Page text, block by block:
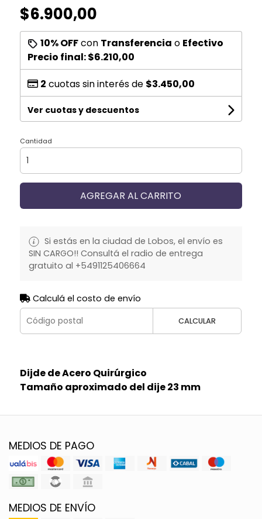
$6.900,00
10% OFFcon Transferencia o Efectivo
Precio final:$6.210,00
2 cuotas sin interés de $3.450,00
Ver cuotas y descuentos
Cantidad
AGREGAR AL CARRITO
Si estás en la ciudad de Lobos, el envío es
SIN CARGO!! Consultá el radio de entrega
gratuito al +5491125406664
Calculá el costo de envío
CALCULAR
Dijde de Acero Quirúrgico
Tamaño aproximado del dije 23 mm
MEDIOS DE PAGO
MEDIOS DE ENVÍO